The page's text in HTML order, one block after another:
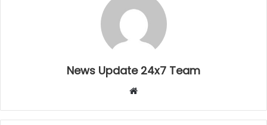
News Update 24x7 Team
Website